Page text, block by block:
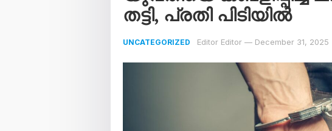
തട്ടി, പ്രതി പിടിയിൽ
UNCATEGORIZED Editor Editor — December 31, 2025